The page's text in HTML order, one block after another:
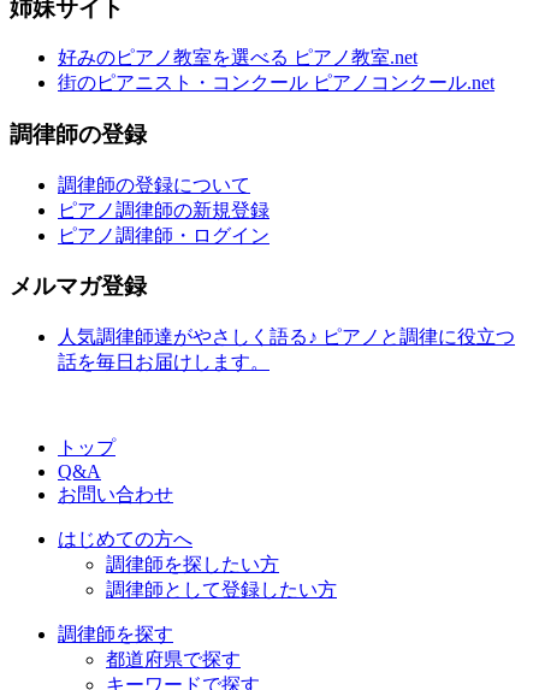
姉妹サイト
好みのピアノ教室を選べる ピアノ教室.net
街のピアニスト・コンクール ピアノコンクール.net
調律師の登録
調律師の登録について
ピアノ調律師の新規登録
ピアノ調律師・ログイン
メルマガ登録
人気調律師達がやさしく語る♪ ピアノと調律に役立つ
話を毎日お届けします。
トップ
Q&A
お問い合わせ
はじめての方へ
調律師を探したい方
調律師として登録したい方
調律師を探す
都道府県で探す
キーワードで探す